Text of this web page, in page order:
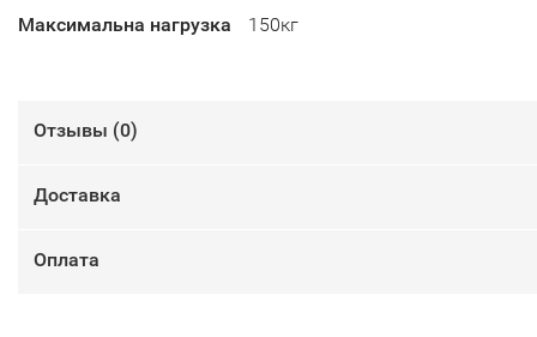
Максимальна нагрузка
150кг
Отзывы (0)
Доставка
Оплата